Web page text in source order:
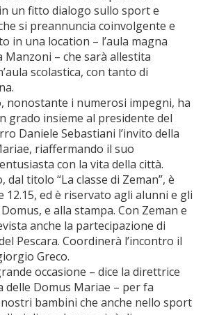
un fitto dialogo sullo sport e
si preannuncia coinvolgente e
in una location – l’aula magna
Manzoni – che sarà allestita
scolastica, con tanto di
nonostante i numerosi impegni, ha
grado insieme al presidente del
Daniele Sebastiani l’invito della
riaffermando il suo
con la vita della città.
dal titolo “La classe di Zeman”, è
12.15, ed è riservato agli alunni e gli
e alla stampa. Con Zeman e
anche la partecipazione di
Pescara. Coordinerà l’incontro il
Greco.
occasione – dice la direttrice
delle Domus Mariae – per fa
bambini che anche nello sport